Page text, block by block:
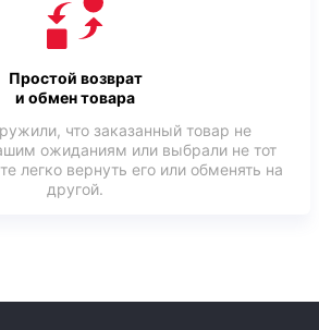
Простой возврат
и обмен товара
что заказанный товар не
ожиданиям или выбрали не тот
легко вернуть его или обменять на
другой.